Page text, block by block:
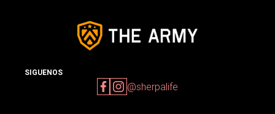
SIGUENOS
@sherpalife